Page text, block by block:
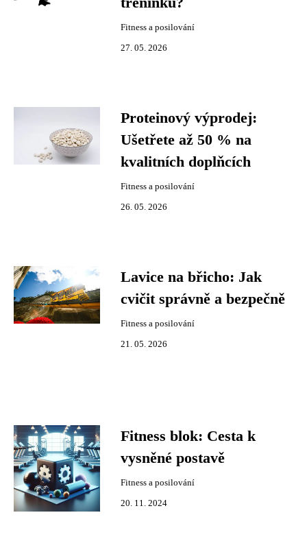
Fitness a posilování
27. 05. 2026
Proteinový výprodej:
Ušetřete až 50 % na
kvalitních doplňcích
Fitness a posilování
26. 05. 2026
Lavice na břicho: Jak
cvičit správně a bezpečně
Fitness a posilování
21. 05. 2026
Fitness blok: Cesta k
vysněné postavě
Fitness a posilování
20. 11. 2024